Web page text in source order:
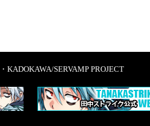
KADOKAWA/SERVAMP PROJECT